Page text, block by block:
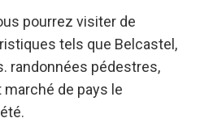
pourrez visiter de
tels que Belcastel,
randonnées pédestres,
marché de pays le